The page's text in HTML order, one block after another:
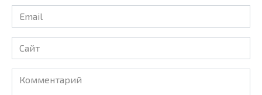
Email
*
Сайт
Комментарий